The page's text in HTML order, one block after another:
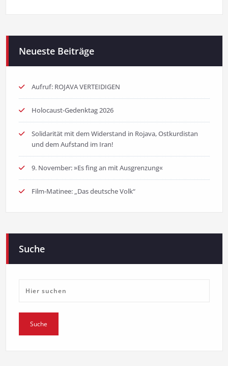
Neueste Beiträge
Aufruf: ROJAVA VERTEIDIGEN
Holocaust-Gedenktag 2026
Solidarität mit dem Widerstand in Rojava, Ostkurdistan
und dem Aufstand im Iran!
9. November: »Es fing an mit Ausgrenzung«
Film-Matinee: „Das deutsche Volk“
Suche